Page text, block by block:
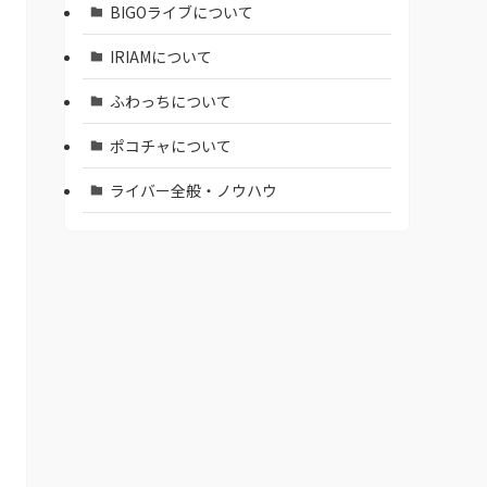
BIGOライブについて
IRIAMについて
ふわっちについて
ポコチャについて
ライバー全般・ノウハウ